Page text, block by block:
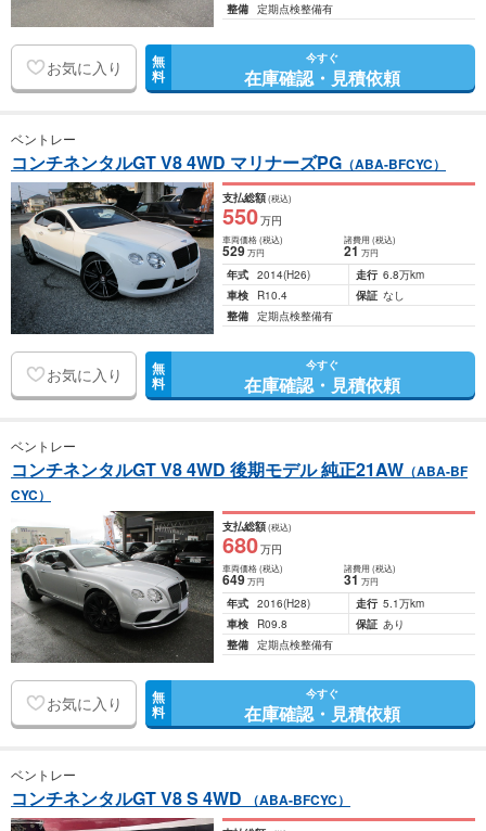
整備 定期点検整備有
お気に入り 無
料
今すぐ
在庫確認・見積依頼
ベントレー
コンチネンタルGT V8 4WD マリナーズPG （ABA-BFCYC）
支払総額(税込)
550万円
車両価格(税込)
529万円
諸費用 (税込)
21 万円
年式 2014(H26) 走行 6.8万km
車検
R10.4 保証 なし
整備 定期点検整備有
お気に入り 無
料
今すぐ
在庫確認・見積依頼
ベントレー
コンチネンタルGT V8 4WD 後期モデル 純正21AW （ABA-BF
CYC）
支払総額(税込)
680万円
車両価格(税込)
649万円
諸費用 (税込)
31 万円
年式 2016(H28) 走行 5.1万km
車検
R09.8 保証 あり
整備 定期点検整備有
お気に入り 無
料
今すぐ
在庫確認・見積依頼
ベントレー
コンチネンタルGT V8 S 4WD （ABA-BFCYC）